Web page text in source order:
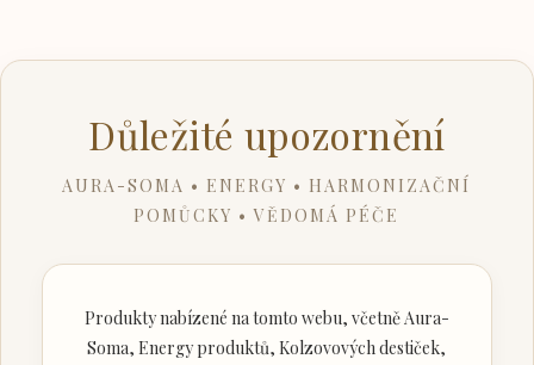
Důležité upozornění
AURA-SOMA • ENERGY • HARMONIZAČNÍ
POMŮCKY • VĚDOMÁ PÉČE
Produkty nabízené na tomto webu, včetně Aura-
Soma, Energy produktů, Kolzovových destiček,